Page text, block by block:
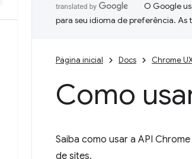
O Google
para seu idioma de preferência. As
Página inicial Docs Chrome
Como
Saiba como usar a API
de sites.